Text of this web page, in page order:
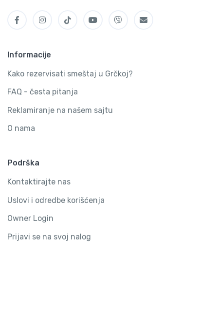
Informacije
Kako rezervisati smeštaj u Grčkoj?
FAQ - česta pitanja
Reklamiranje na našem sajtu
O nama
Podrška
Kontaktirajte nas
Uslovi i odredbe korišćenja
Owner Login
Prijavi se na svoj nalog